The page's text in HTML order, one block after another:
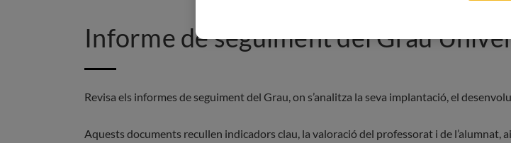
Informe de seguiment del Grau
Revisa els informes de seguiment del Grau, on s’analitza la seva implantació, el
Aquests documents recullen indicadors clau, la valoració del professorat i de